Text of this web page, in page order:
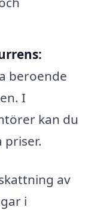
beroende
I
kan du
av
i